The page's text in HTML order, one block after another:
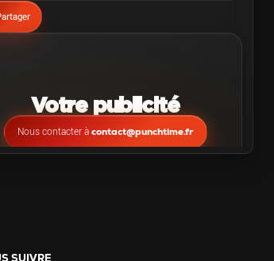
Votre publicité
Nous contacter à contact@punchtime.fr
Baulmont